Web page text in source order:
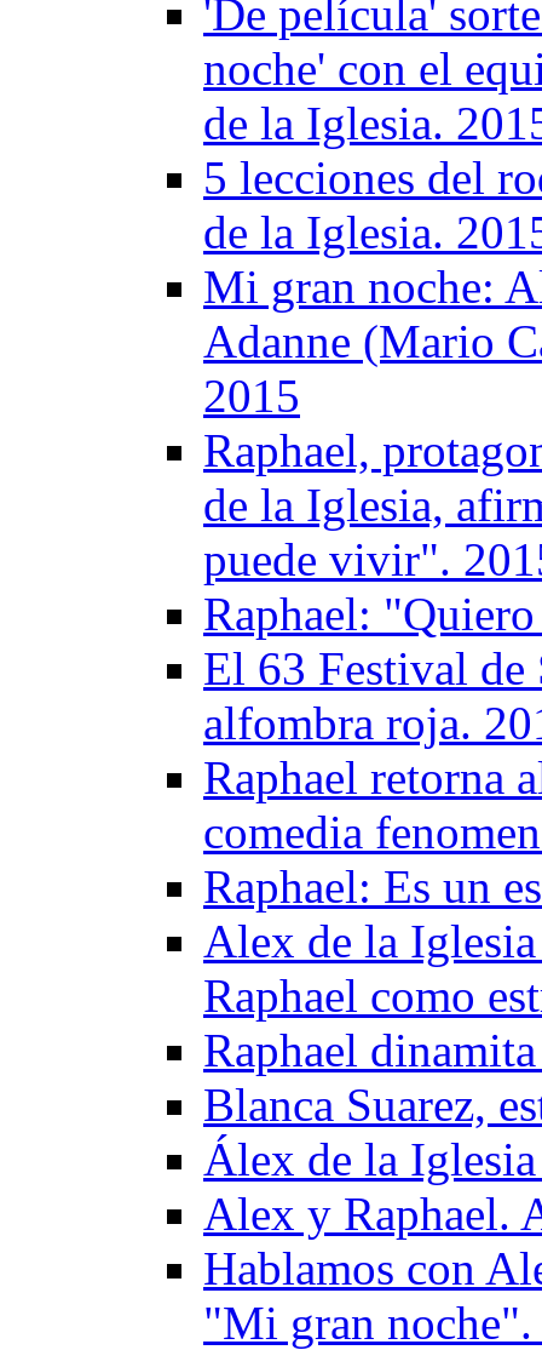
'De película'
noche' con el
de la Iglesia.
5 lecciones del
de la Iglesia.
Mi gran noche:
Adanne (Mario
2015
Raphael,
de la Iglesia,
puede vivir".
Raphael:
El 63 Festival de
alfombra roja.
Raphael retorna
comedia
Raphael: Es un
Alex de la Iglesia
Raphael como
Raphael
Blanca Suarez,
Álex de la
Alex y Raphael.
Hablamos con
"Mi gran